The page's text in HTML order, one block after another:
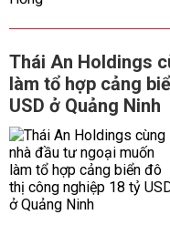
Thái An Holdings
làm tổ hợp cảng
USD ở Quảng Ninh